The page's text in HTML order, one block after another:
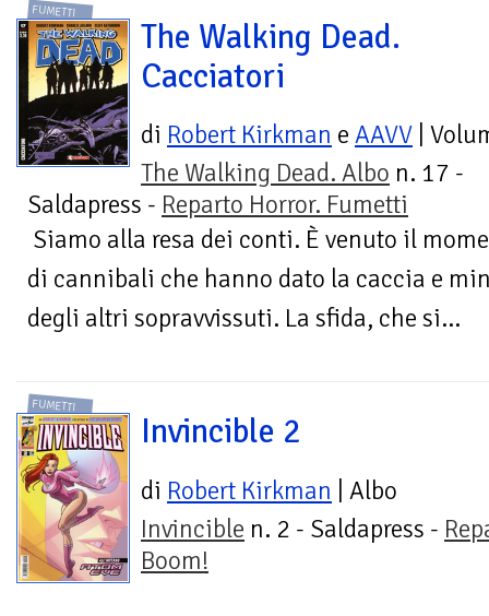
FUMETTI
The Walking Dead.
Cacciatori
di Robert Kirkman e AAVV |
The Walking Dead. Albo n. 17 -
Saldapress - Reparto Horror. Fumetti
Siamo alla resa dei conti. È venuto il
di cannibali che hanno dato la caccia e
degli altri sopravvissuti. La sfida, che si...
FUMETTI
Invincible 2
di Robert Kirkman | Albo
Invincible n. 2 - Saldapress -
Boom!